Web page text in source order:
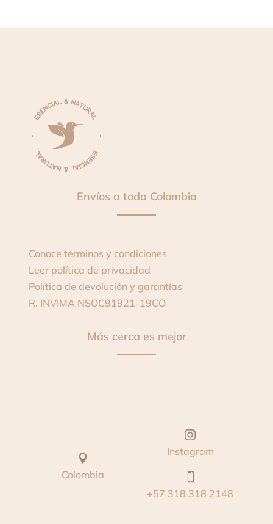
Envíos a toda Colombia
Conoce términos y condiciones
Leer política de privacidad
Política de devolución y garantías
R. INVIMA NSOC91921-19CO
Más cerca es mejor

Colombia

Instagram

+57 318 318 2148